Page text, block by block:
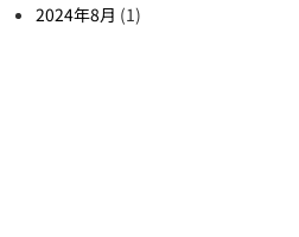
2024年8月 (1)